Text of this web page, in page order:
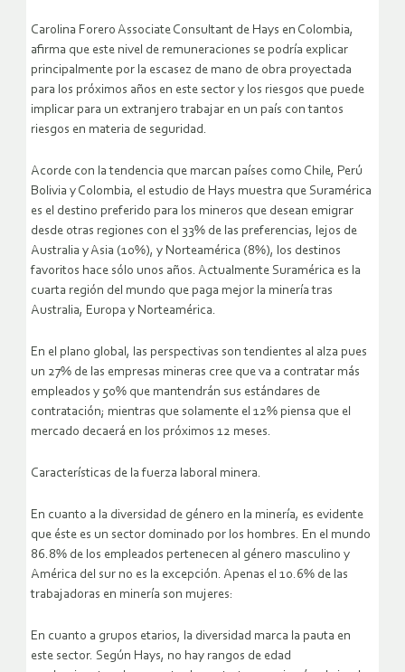
Carolina Forero Associate Consultant de Hays en Colombia,
afirma que este nivel de remuneraciones se podría explicar
principalmente por la escasez de mano de obra proyectada
para los próximos años en este sector y los riesgos que puede
implicar para un extranjero trabajar en un país con tantos
riesgos en materia de seguridad.
Acorde con la tendencia que marcan países como Chile, Perú
Bolivia y Colombia, el estudio de Hays muestra que Suramérica
es el destino preferido para los mineros que desean emigrar
desde otras regiones con el 33% de las preferencias, lejos de
Australia y Asia (10%), y Norteamérica (8%), los destinos
favoritos hace sólo unos años. Actualmente Suramérica es la
cuarta región del mundo que paga mejor la minería tras
Australia, Europa y Norteamérica.
En el plano global, las perspectivas son tendientes al alza pues
un 27% de las empresas mineras cree que va a contratar más
empleados y 50% que mantendrán sus estándares de
contratación; mientras que solamente el 12% piensa que el
mercado decaerá en los próximos 12 meses.
Características de la fuerza laboral minera.
En cuanto a la diversidad de género en la minería, es evidente
que éste es un sector dominado por los hombres. En el mundo
86.8% de los empleados pertenecen al género masculino y
América del sur no es la excepción. Apenas el 10.6% de las
trabajadoras en minería son mujeres:
En cuanto a grupos etarios, la diversidad marca la pauta en
este sector. Según Hays, no hay rangos de edad